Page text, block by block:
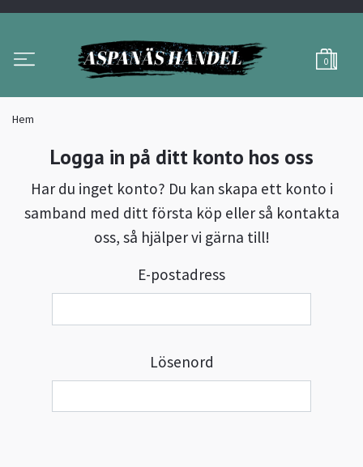
0
Hem
Logga in på ditt konto hos oss
Har du inget konto? Du kan skapa ett konto i
samband med ditt första köp eller så kontakta
oss, så hjälper vi gärna till!
E-postadress
Lösenord